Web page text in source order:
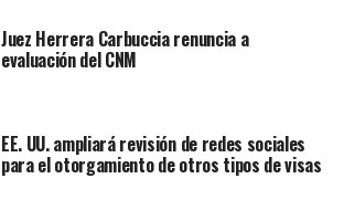
Juez Herrera Carbuccia renuncia a
evaluación del CNM
EE. UU. ampliará revisión de redes sociales
para el otorgamiento de otros tipos de visas